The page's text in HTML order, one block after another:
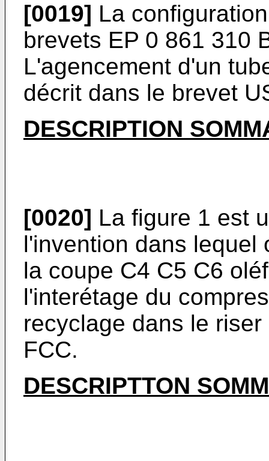
[0019] La
brevets EP 0 861 310
L'agencement d'un
décrit dans le brevet
DESCRIPTION
[0020] La figure 1 est
l'invention dans lequel
la coupe C4 C5 C6
l'interétage du
recyclage dans le
FCC.
DESCRIPTTON